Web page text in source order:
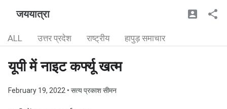
जययात्रा
ALL उत्तर प्रदेश राष्ट्रीय हापुड़ समाचार
यूपी में नाइट कर्फ्यू खत्म
February 19, 2022 • सत्य प्रकाश सीमन